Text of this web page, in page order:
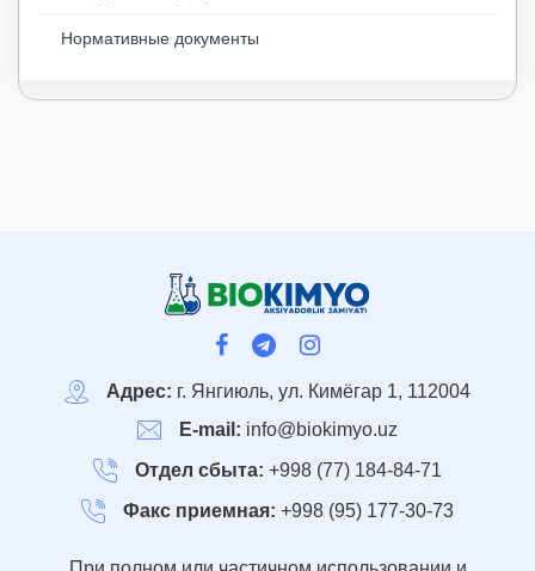
Нормативные документы
Адрес: г. Янгиюль, ул. Кимёгар 1, 112004
E-mail: info@biokimyo.uz
Отдел сбыта: +998 (77) 184-84-71
Факс приемная: +998 (95) 177-30-73